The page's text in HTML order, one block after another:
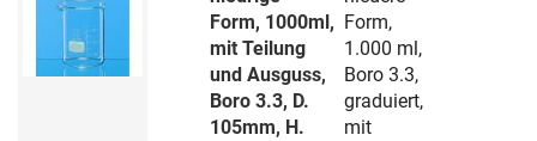
Form, 1000ml,
mit Teilung
und Ausguss,
Boro 3.3, D.
105mm, H.
Form,
1.000 ml,
Boro 3.3,
graduiert,
mit